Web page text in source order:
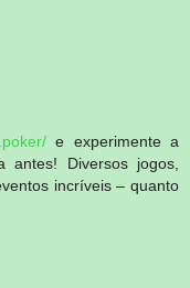
e experimente a
antes! Diversos jogos,
incríveis – quanto